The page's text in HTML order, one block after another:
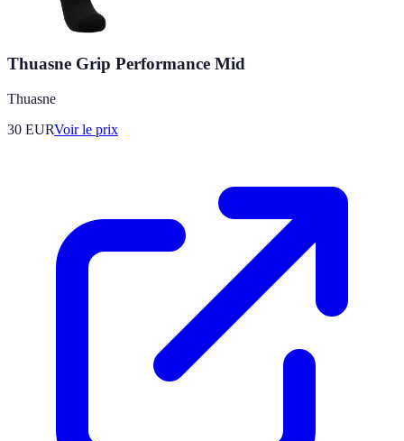
Thuasne Grip Performance Mid
Thuasne
30 EURVoir le prix